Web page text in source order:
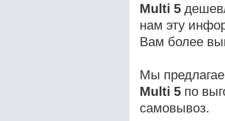
Multi 5
нам эту
Вам более
Мы
Multi 5 по
самовывоз.